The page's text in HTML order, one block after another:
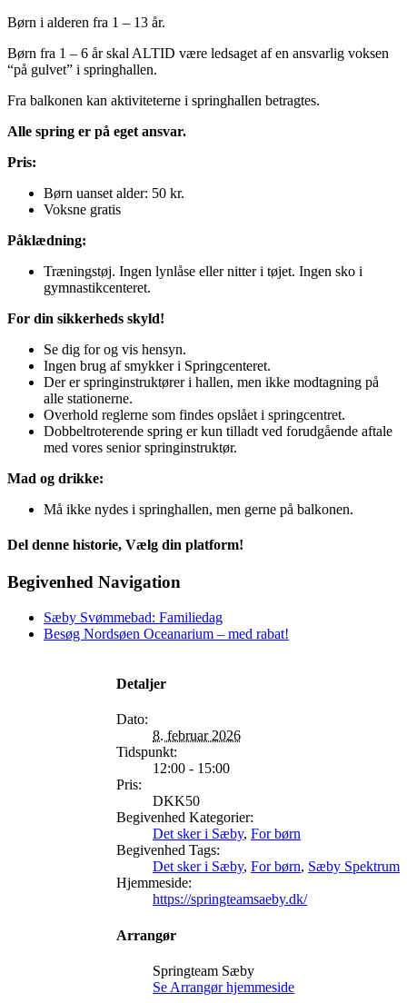
Børn i alderen fra 1 – 13 år.
Børn fra 1 – 6 år skal ALTID være ledsaget af en ansvarlig voksen
“på gulvet” i springhallen.
Fra balkonen kan aktiviteterne i springhallen betragtes.
Alle spring er på eget ansvar.
Pris:
Børn uanset alder: 50 kr.
Voksne gratis
Påklædning:
Træningstøj. Ingen lynlåse eller nitter i tøjet. Ingen sko i
gymnastikcenteret.
For din sikkerheds skyld!
Se dig for og vis hensyn.
Ingen brug af smykker i Springcenteret.
Der er springinstruktører i hallen, men ikke modtagning på
alle stationerne.
Overhold reglerne som findes opslået i springcentret.
Dobbeltroterende spring er kun tilladt ved forudgående aftale
med vores senior springinstruktør.
Mad og drikke:
Må ikke nydes i springhallen, men gerne på balkonen.
Del denne historie, Vælg din platform!
Facebook
X
Reddit
LinkedIn
WhatsApp
Telegram
Tumblr
Pinterest
Vk
Xing
E-
mail
Begivenhed Navigation
Sæby Svømmebad: Familiedag
Besøg Nordsøen Oceanarium – med rabat!
Detaljer
Dato:
8. februar 2026
Tidspunkt:
12:00 - 15:00
Pris:
DKK50
Begivenhed Kategorier:
Det sker i Sæby, For børn
Begivenhed Tags:
Det sker i Sæby, For børn, Sæby Spektrum
Hjemmeside:
https://springteamsaeby.dk/
Arrangør
Springteam Sæby
Se Arrangør hjemmeside